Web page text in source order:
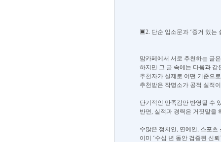
▣2. 단순 입소문과 ‘증거 있는
맘카페에서 서로 추천하는 글
하지만 그 글 속에는 다음과 같
추천자가 실제로 어떤 기준으
추천받은 작명소가 공적 실적
단기적인 만족감만 반영될 수
반면, 실적과 경력은 거짓말을
수많은 정치인, 연예인, 스포
이미 ‘수십 년 동안 검증된 신